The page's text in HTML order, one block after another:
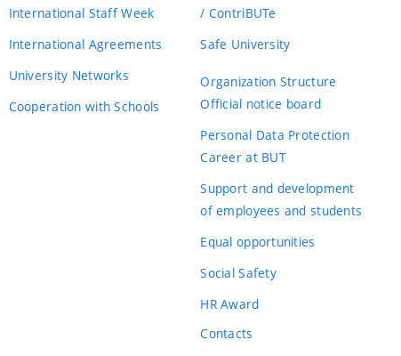
International Staff Week
International Agreements
University Networks
Cooperation with Schools
/ ContriBUTe
Safe University
Organization Structure
Official notice board
Personal Data Protection
Career at BUT
Support and development
of employees and students
Equal opportunities
Social Safety
HR Award
Contacts